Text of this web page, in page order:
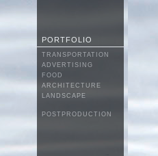
PORTFOLIO
TRANSPORTATION
ADVERTISING
FOOD
ARCHITECTURE
LANDSCAPE
POSTPRODUCTION